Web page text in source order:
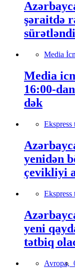
şəraitdə
Media
Media
16:00-
dək
Ekspress
yenidən
çevikliyi
Ekspress
yeni
tətbiq
Avropa,